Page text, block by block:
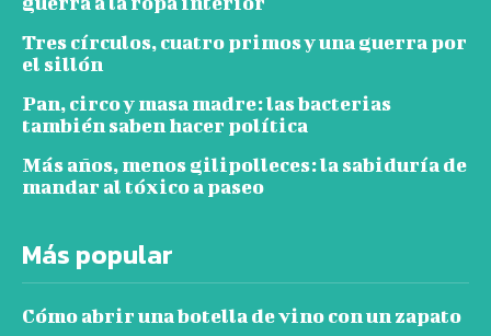
Tres círculos, cuatro primos y una guerra por
el sillón
Pan, circo y masa madre: las bacterias
también saben hacer política
Más años, menos gilipolleces: la sabiduría de
mandar al tóxico a paseo
Más popular
Cómo abrir una botella de vino con un zapato